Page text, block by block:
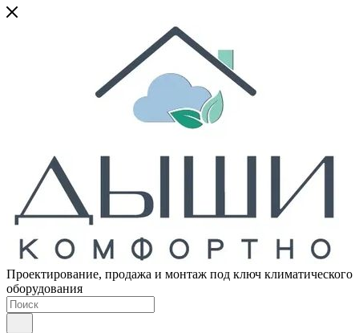
Проектирование, продажа и монтаж под ключ климатического
оборудования